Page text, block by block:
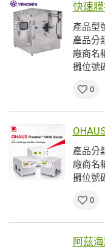
快速
產品型
產品分
廠商名
攤位號
0
產品分
廠商名
攤位號
0
阿茲